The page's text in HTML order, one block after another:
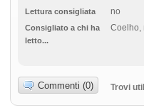
Lettura consigliata
no
Consigliato a chi ha
letto...
Coelho,
Commenti (0) Trovi